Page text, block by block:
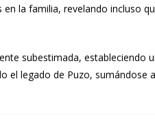
la familia, revelando incluso
subestimada, estableciendo
legado de Puzo, sumándose